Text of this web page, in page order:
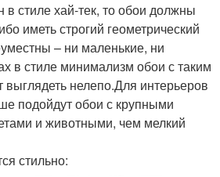
стиле хай-тек, то обои должны
иметь строгий геометрический
– ни маленькие, ни
в стиле минимализм обои с таким
выглядеть нелепо.Для интерьеров
подойдут обои с крупными
и животными, чем мелкий
стильно: